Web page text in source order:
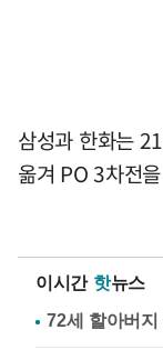
삼성과 한화는
옮겨 PO 3차전
이시간 핫뉴스